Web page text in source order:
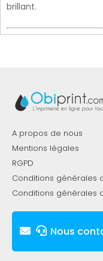
brillant.
A propos de nous
Mentions légales
RGPD
Conditions générales
Conditions générales
Nous